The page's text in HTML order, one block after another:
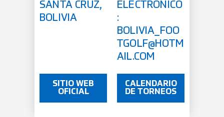
SANTA CRUZ,
BOLIVIA
ELECTRÓNICO
:
BOLIVIA_FOO
TGOLF@HOTM
AIL.COM
SITIO WEB
OFICIAL
CALENDARIO
DE TORNEOS